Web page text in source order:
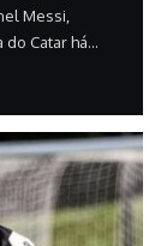
Messi,
do Catar há…